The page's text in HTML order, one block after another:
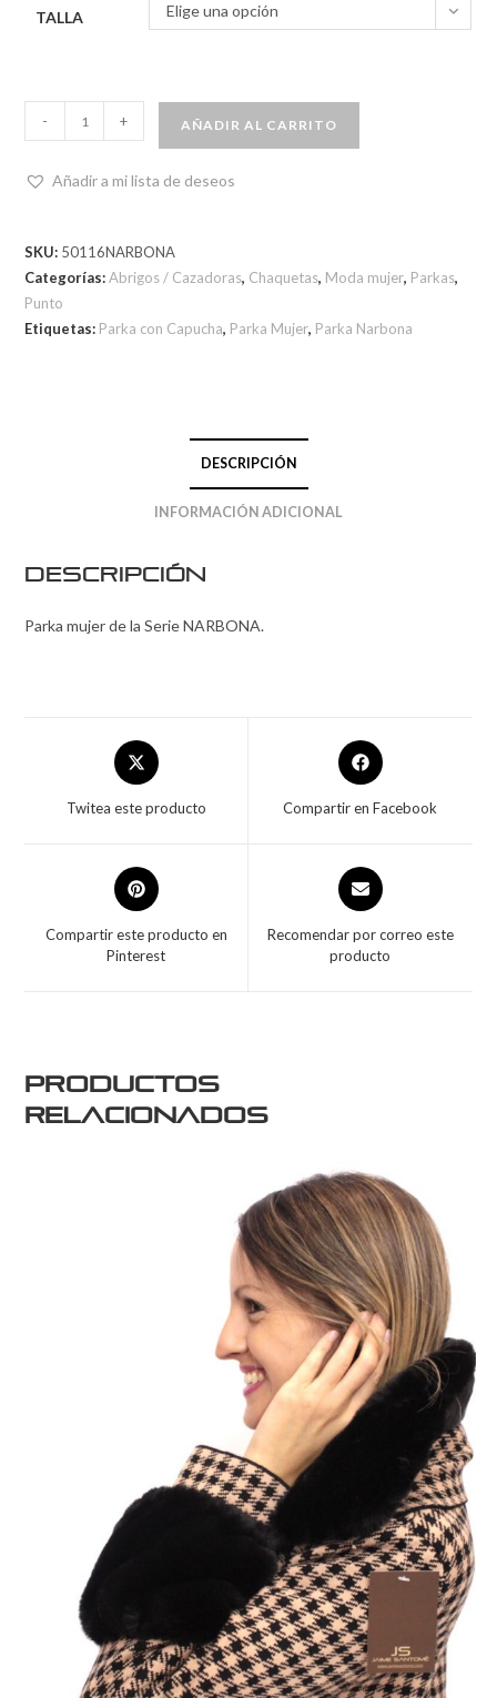
TALLA Elige una opción
- + AÑADIR AL CARRITO
Añadir a mi lista de deseos
SKU: 50116NARBONA
Categorías:Abrigos / Cazadoras, Chaquetas, Moda mujer, Parkas,
Punto
Etiquetas: Parka con Capucha, Parka Mujer, Parka Narbona
DESCRIPCIÓN
INFORMACIÓN ADICIONAL
Descripción
Parka mujer de la Serie NARBONA.
Twitea este producto Compartir en Facebook
Compartir este producto en
Pinterest
Recomendar por correo este
producto
Productos
relacionados